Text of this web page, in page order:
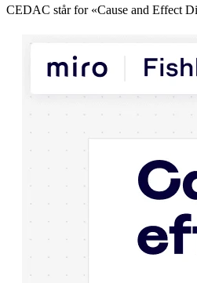
CEDAC står for «Cause and Effect